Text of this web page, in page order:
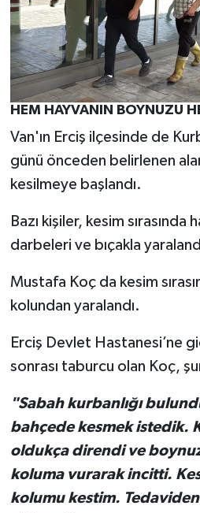
HEM HAYVANIN BOYNUZU
Van'ın Erciş ilçesinde de
günü önceden belirlenen
kesilmeye başlandı.
Bazı kişiler, kesim sırasında
darbeleri ve bıçakla
Mustafa Koç da kesim
kolundan yaralandı.
Erciş Devlet Hastanesi’ne
sonrası taburcu olan Koç,
"Sabah kurbanlığı
bahçede kesmek istedik.
oldukça direndi ve
koluma vurarak incitti.
kolumu kestim.